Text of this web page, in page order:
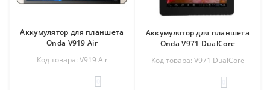
Аккумулятор для планшета
Onda V919 Air
Код товара: V919 Air
Аккумулятор для планшета
Onda V971 DualCore
Код товара: V971 DualCore